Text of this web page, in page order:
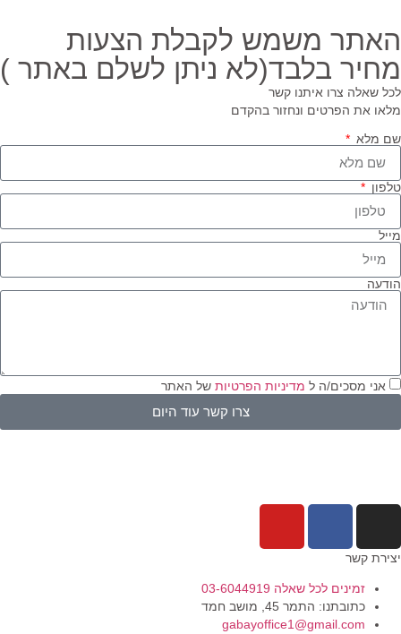
משמש לקבלת הצעות
בלבד(לא ניתן לשלם באתר )
שאלה צרו איתנו קשר
את הפרטים ונחזור בהקדם
מלא
אני מסכים/ה למדיניות הפרטיותשל האתר
צרו קשר עוד היום
קשר
זמינים לכל שאלה 03-6044919
כתובתנו: התמר 45, מושב חמד​
gabayoffice1@gmail.com